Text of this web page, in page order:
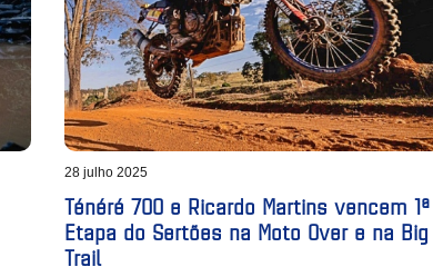
28 julho 2025
Ténéré 700 e Ricardo Martins vencem 1ª
Etapa do Sertões na Moto Over e na Big
Trail